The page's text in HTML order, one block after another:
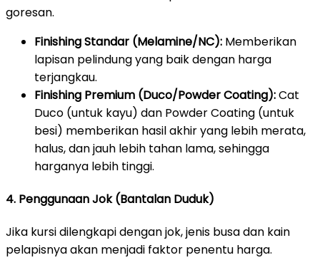
goresan.
Finishing Standar (Melamine/NC): Memberikan
lapisan pelindung yang baik dengan harga
terjangkau.
Finishing Premium (Duco/Powder Coating):Cat
Duco (untuk kayu) dan Powder Coating (untuk
besi) memberikan hasil akhir yang lebih merata,
halus, dan jauh lebih tahan lama, sehingga
harganya lebih tinggi.
4. Penggunaan Jok (Bantalan Duduk)
Jika kursi dilengkapi dengan jok, jenis busa dan kain
pelapisnya akan menjadi faktor penentu harga.